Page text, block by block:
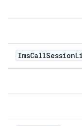
ImsCallSession